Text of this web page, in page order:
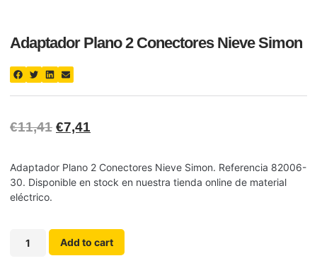
Adaptador Plano 2 Conectores Nieve Simon
€11,41 €7,41
Adaptador Plano 2 Conectores Nieve Simon. Referencia 82006-
30. Disponible en stock en nuestra tienda online de material
eléctrico.
Add to cart